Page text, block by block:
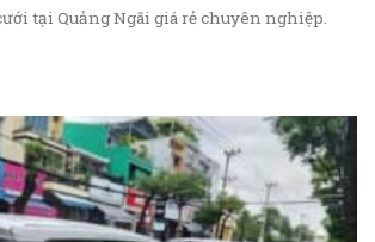
tại Quảng Ngãi giá rẻ chuyên nghiệp.